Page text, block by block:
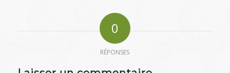
0
RÉPONSES